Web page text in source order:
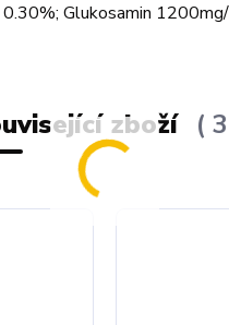
Glukosamin
zboží 3